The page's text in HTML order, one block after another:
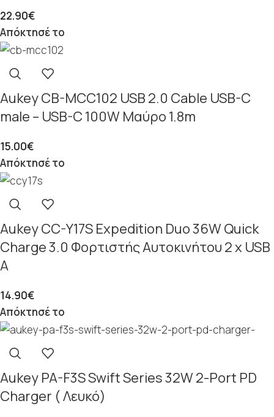
22.90€
Απόκτησέ το
Aukey CB-MCC102 USB 2.0 Cable USB-C
male – USB-C 100W Μαύρο 1.8m
15.00€
Απόκτησέ το
Aukey CC-Y17S Expedition Duo 36W Quick
Charge 3.0 Φορτιστής Αυτοκινήτου 2 x USB
A
14.90€
Απόκτησέ το
Aukey PA-F3S Swift Series 32W 2-Port PD
Charger ( Λευκό)